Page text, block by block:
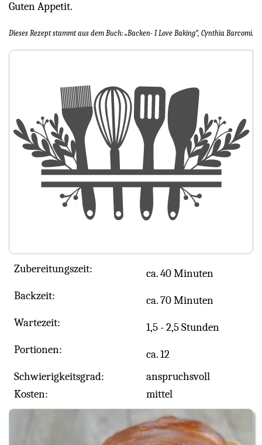
Guten Appetit.
Dieses Rezept stammt aus dem Buch: „Backen- I Love Baking“, Cynthia Barcomi.
Zubereitungszeit:
ca. 40 Minuten
Backzeit:
ca. 70 Minuten
Wartezeit:
1,5 - 2,5 Stunden
Portionen:
ca. 12
Schwierigkeitsgrad:
anspruchsvoll
Kosten:
mittel